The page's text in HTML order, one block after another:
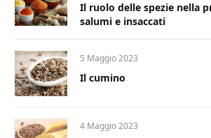
Il ruolo delle spezie nella
salumi e insaccati
5 Maggio 2023
Il cumino
4 Maggio 2023